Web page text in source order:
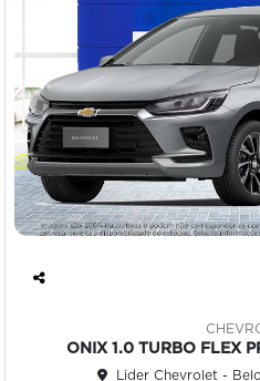
ONIX 1.0 TURBO FLEX
Lider Chevrolet -